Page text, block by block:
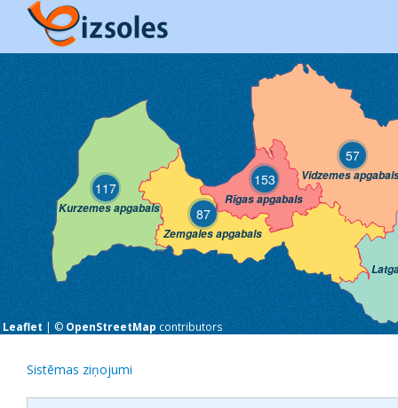
87
Zemgales apgabals
117
Kurzemes apgabals
153
Rīgas apgabals
57
Vidzemes
Leaflet | © OpenStreetMap contributors
Sistēmas ziņojumi